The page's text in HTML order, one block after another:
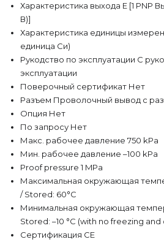
Характеристика выхода E [1 PNP
В)]
Характеристика единицы
единица Си)
Рукодство по эксплуатации С
эксплуатации
Поверочный сертификат Нет
Разъем Проволочный вывод с
Опция Нет
По запросу Нет
Макс. рабочее давление 750 kPa
Мин. рабочее давление –100 kPa
Proof pressure 1 MPa
Максимальная окружающая
/ Stored: 60°C
Минимальная окружающая
Stored: –10 °C (with no freezing
Сертификация CE